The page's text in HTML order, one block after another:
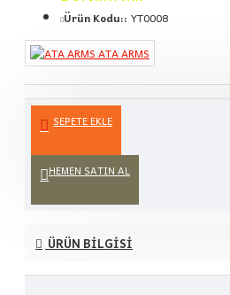
Ürün Kodu:: YT0008
ATA ARMS
SEPETE EKLE
HEMEN SATIN AL
ÜRÜN BILGISI